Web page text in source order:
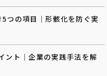
つの項目｜形骸化を防ぐ実
ント｜企業の実践手法を解